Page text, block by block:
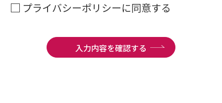
プライバシーポリシーに同意する